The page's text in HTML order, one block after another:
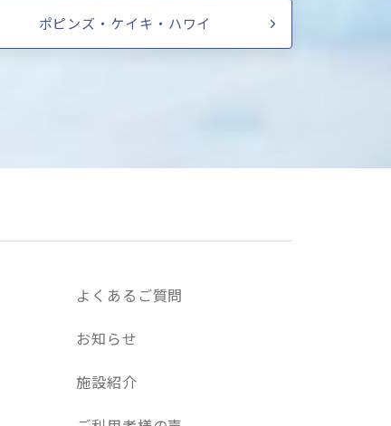
ポピンズ・ケイキ・ハワイ
よくあるご質問
お知らせ
施設紹介